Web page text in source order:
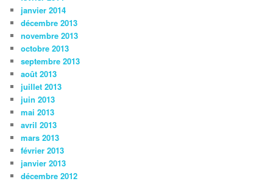
janvier 2014
décembre 2013
novembre 2013
octobre 2013
septembre 2013
août 2013
juillet 2013
juin 2013
mai 2013
avril 2013
mars 2013
février 2013
janvier 2013
décembre 2012